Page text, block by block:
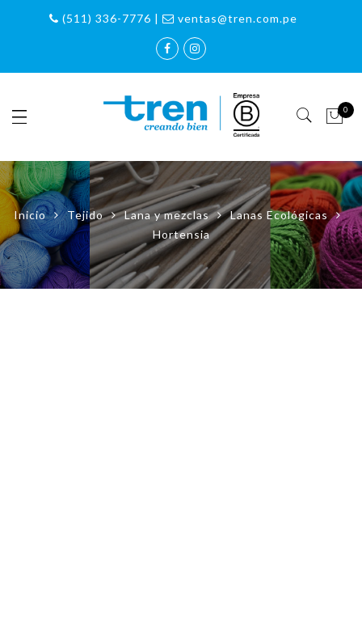
(511) 336-7776 | ventas@tren.com.pe
0
Inicio Tejido Lana y mezclas
Lanas Ecológicas
Hortensia